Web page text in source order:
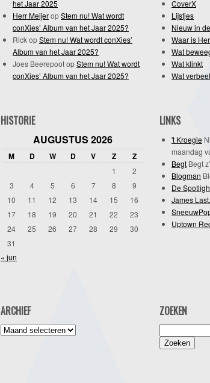
het Jaar 2025
Herr MeijeropStem nu! Wat wordt
conXies’ Album van het Jaar 2025?
RickopStem nu! Wat wordt conXies’
Album van het Jaar 2025?
Joes BeerepootopStem nu! Wat wordt
conXies’ Album van het Jaar 2025?
CoverX
Lijstjes
Nieuw in
Waar is
Wat
Wat klinkt
Wat
HISTORIE
AUGUSTUS 2026
M D W D V Z Z
1
2
3
4 5 6 7 8
9
10
11 12 13 14 15
16
17
18 19 20 21 22
23
24
25 26 27 28 29
30
31
« jun
LINKS
't Kroegie
maandag
Begt Begt
Blogman
De
James
Uptown
ARCHIEF
Archief
ZOEKEN
naar: